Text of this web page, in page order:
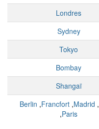
Londres
Sydney
Tokyo
Bombay
Shangaï
Berlin ,Francfort ,Madrid ,
,Paris